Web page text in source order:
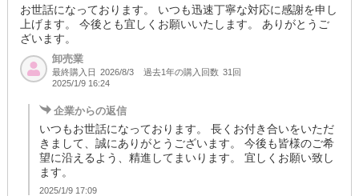
お世話になっております。 いつも迅速丁寧な対応に感謝を申し
上げます。 今後とも宜しくお願いいたします。 ありがとうご
ざいます。
卸売業
最終購入日 2026/8/3 過去1年の購入回数 31回
2025/1/9 16:24
企業からの返信
いつもお世話になっております。 長くお付き合いをいただ
きまして、誠にありがとうございます。 今後も皆様のご希
望に沿えるよう、精進してまいります。 宜しくお願い致し
ます。
2025/1/9 17:09